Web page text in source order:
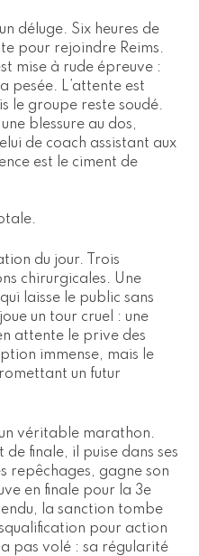
déluge. Six heures de
pour rejoindre Reims.
mise à rude épreuve :
pesée. L’attente est
le groupe reste soudé.
blessure au dos,
de coach assistant aux
est le ciment de
du jour. Trois
chirurgicales. Une
laisse le public sans
un tour cruel : une
attente le prive des
immense, mais le
un futur
véritable marathon.
finale, il puise dans ses
repêchages, gagne son
en finale pour la 3e
la sanction tombe
pour action
pas volé : sa régularité